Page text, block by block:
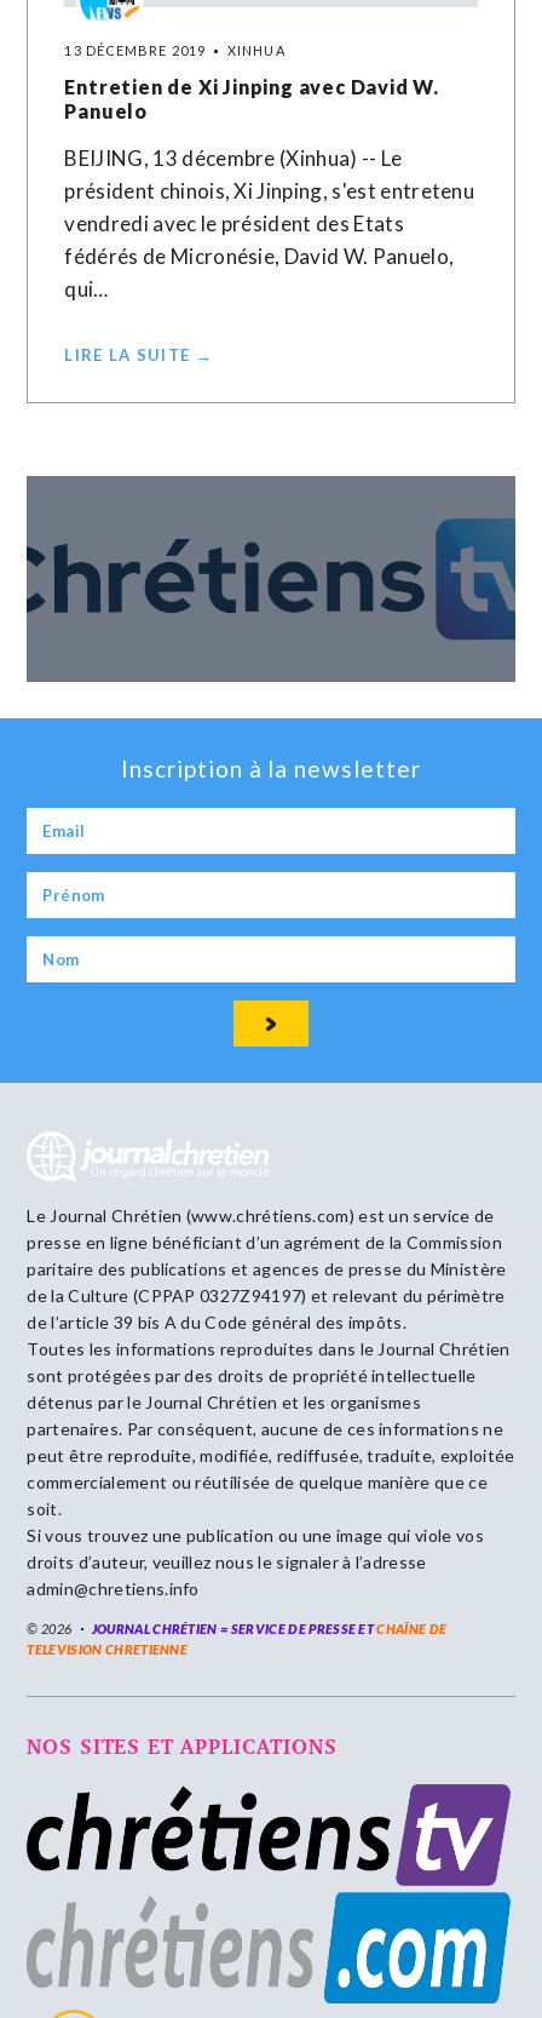
13 DÉCEMBRE 2019 XINHUA
Entretien de Xi Jinping avec David W.
Panuelo
BEIJING, 13 décembre (Xinhua) -- Le
président chinois, Xi Jinping, s'est entretenu
vendredi avec le président des Etats
fédérés de Micronésie, David W. Panuelo,
qui…
LIRE LA SUITE →
Inscription à la newsletter
Le Journal Chrétien (www.chrétiens.com) est un service de
presse en ligne bénéficiant d’un agrément de la Commission
paritaire des publications et agences de presse du Ministère
de la Culture (CPPAP 0327Z94197) et relevant du périmètre
de l’article 39 bis A du Code général des impôts.
Toutes les informations reproduites dans le Journal Chrétien
sont protégées par des droits de propriété intellectuelle
détenus par le Journal Chrétien et les organismes
partenaires. Par conséquent, aucune de ces informations ne
peut être reproduite, modifiée, rediffusée, traduite, exploitée
commercialement ou réutilisée de quelque manière que ce
soit.
Si vous trouvez une publication ou une image qui viole vos
droits d’auteur, veuillez nous le signaler à l’adresse
admin@chretiens.info
© 2026 JOURNAL CHRÉTIEN = SERVICE DE PRESSE ETCHAÎNE DE
TELEVISION CHRETIENNE
NOS SITES ET APPLICATIONS